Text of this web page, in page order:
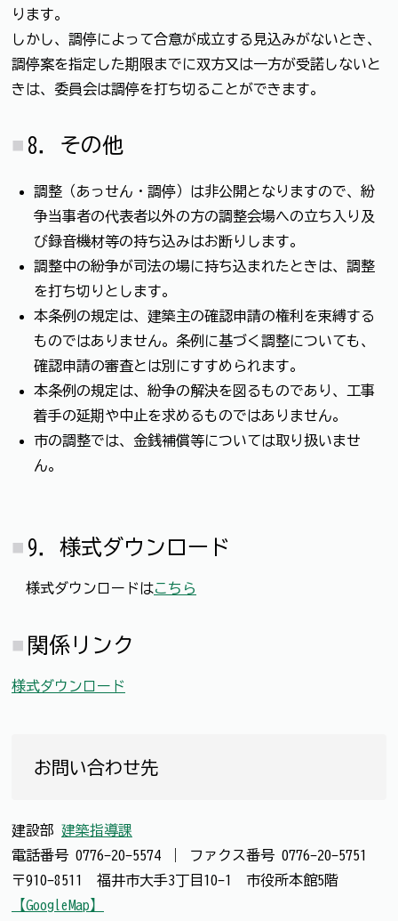
ります。
しかし、調停によって合意が成立する見込みがないとき、
調停案を指定した期限までに双方又は一方が受諾しないと
きは、委員会は調停を打ち切ることができます。
8．その他
調整（あっせん・調停）は非公開となりますので、紛
争当事者の代表者以外の方の調整会場への立ち入り及
び録音機材等の持ち込みはお断りします。
調整中の紛争が司法の場に持ち込まれたときは、調整
を打ち切りとします。
本条例の規定は、建築主の確認申請の権利を束縛する
ものではありません。条例に基づく調整についても、
確認申請の審査とは別にすすめられます。
本条例の規定は、紛争の解決を図るものであり、工事
着手の延期や中止を求めるものではありません。
市の調整では、金銭補償等については取り扱いませ
ん。
9．様式ダウンロード
様式ダウンロードはこちら
関係リンク
様式ダウンロード
お問い合わせ先
建設部 建築指導課
電話番号 0776-20-5574 ファクス番号 0776-20-5751
〒910-8511 福井市大手3丁目10-1 市役所本館5階
【GoogleMap】